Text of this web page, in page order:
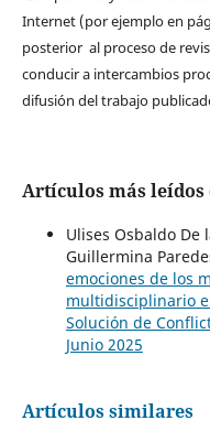
Internet (por ejemplo en
posterior al proceso de
conducir a intercambios
difusión del trabajo
Artículos más
Ulises Osbaldo De
Guillermina
emociones de los
multidisciplinario
Solución de
Junio 2025
Artículos similares